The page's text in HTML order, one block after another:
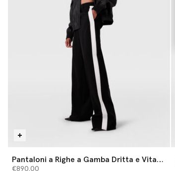
Pantaloni a Righe a Gamba Dritta e Vita
Bassa
€890.00